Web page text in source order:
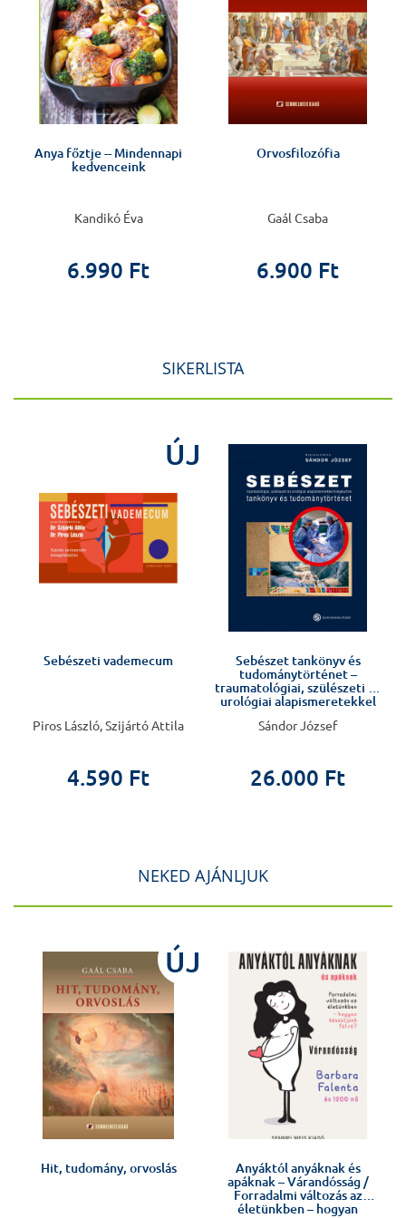
Anya főztje -- Mindennapi
kedvenceink
Kandikó Éva
6.990 Ft
Orvosfilozófia
Gaál Csaba
6.900 Ft
SIKERLISTA
ÚJ
Sebészeti vademecum
Piros László, Szijártó Attila
4.590 Ft
Sebészet tankönyv és
tudománytörténet –
traumatológiai, szülészeti és
urológiai alapismeretekkel
Sándor József
26.000 Ft
NEKED AJÁNLJUK
ÚJ
Hit, tudomány, orvoslás
Anyáktól anyáknak és
apáknak – Várandósság /
Forradalmi változás az
életünkben – hogyan